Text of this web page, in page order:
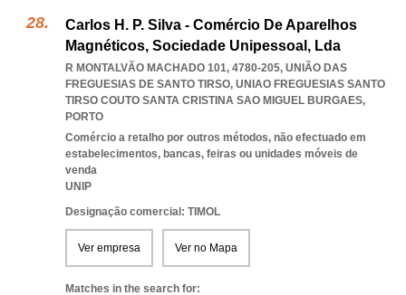
Carlos H. P. Silva - Comércio De Aparelhos
Magnéticos, Sociedade Unipessoal, Lda
R MONTALVÃO MACHADO 101, 4780-205, UNIÃO DAS
FREGUESIAS DE SANTO TIRSO, UNIAO FREGUESIAS SANTO
TIRSO COUTO SANTA CRISTINA SAO MIGUEL BURGAES,
PORTO
Comércio a retalho por outros métodos, não efectuado em
estabelecimentos, bancas, feiras ou unidades móveis de
venda
UNIP
Designação comercial: TIMOL
Ver empresa Ver no Mapa
Matches in the search for: